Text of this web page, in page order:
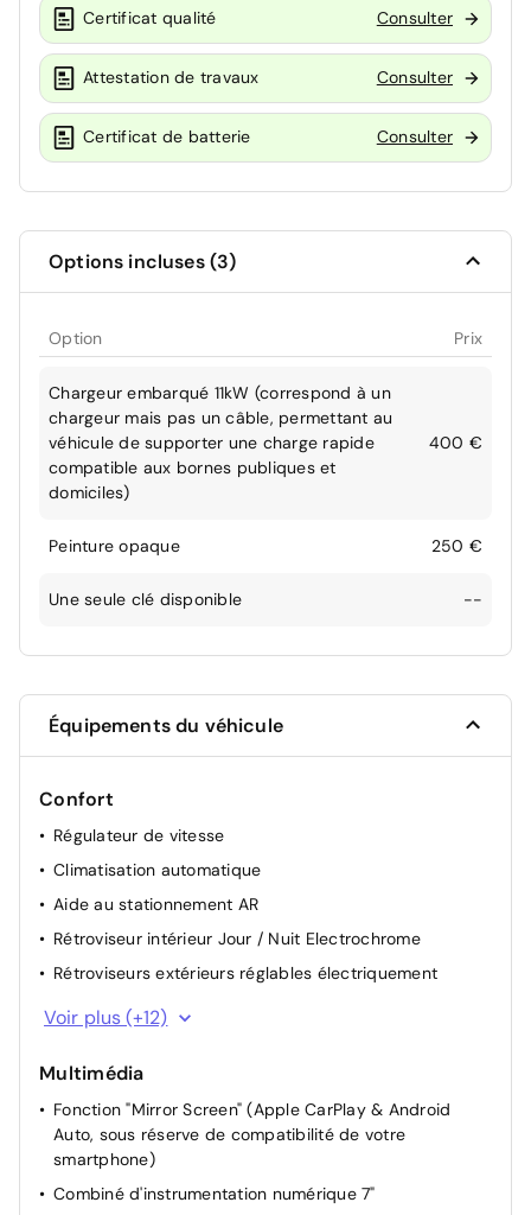
Certificat qualité Consulter
Attestation de travaux Consulter
Certificat de batterie Consulter
Options incluses (3)
Option Prix
Chargeur embarqué 11kW (correspond à un
chargeur mais pas un câble, permettant au
véhicule de supporter une charge rapide
compatible aux bornes publiques et
domiciles)
400 €
Peinture opaque 250 €
Une seule clé disponible --
Équipements du véhicule
Confort
Régulateur de vitesse
Climatisation automatique
Aide au stationnement AR
Rétroviseur intérieur Jour / Nuit Electrochrome
Rétroviseurs extérieurs réglables électriquement
Démarrage mains libres
moteur amplifiée et plus sportive, pédale
sportive, et traitement numérique du son moteur à
travers les haut-parleur
Lève vitres AV électriques et séquentiels
Voir plus (+12)
Multimédia
Fonction "Mirror Screen" (Apple CarPlay & Android
Auto, sous réserve de compatibilité de votre
smartphone)
Combiné d'instrumentation numérique 7"